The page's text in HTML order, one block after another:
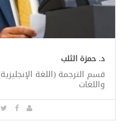
د. حمزة الثلب
قسم الترجمة (اللغة
واللغات